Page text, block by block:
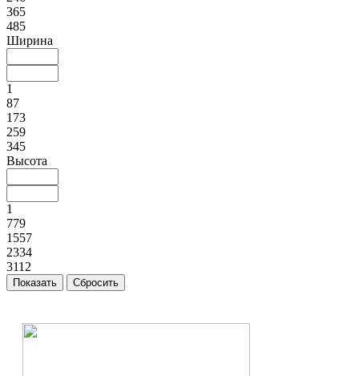
365
485
Ширина
1
87
173
259
345
Высота
1
779
1557
2334
3112